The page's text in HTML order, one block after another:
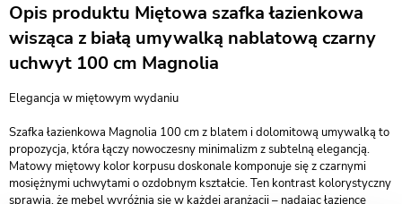
Opis produktu Miętowa szafka łazienkowa
wisząca z białą umywalką nablatową czarny
uchwyt 100 cm Magnolia
Elegancja w miętowym wydaniu
Szafka łazienkowa Magnolia 100 cm z blatem i dolomitową umywalką to
propozycja, która łączy nowoczesny minimalizm z subtelną elegancją.
Matowy miętowy kolor korpusu doskonale komponuje się z czarnymi
mosiężnymi uchwytami o ozdobnym kształcie. Ten kontrast kolorystyczny
sprawia, że mebel wyróżnia się w każdej aranżacji – nadając łazience